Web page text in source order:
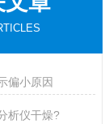
偏小原因
析仪干燥?